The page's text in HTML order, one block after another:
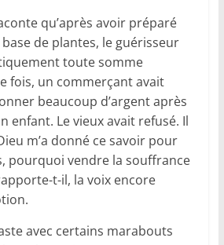
qu’après avoir préparé
de plantes, le guérisseur
toute somme
fois, un commerçant avait
beaucoup d’argent après
enfant. Le vieux avait refusé. Il
m’a donné ce savoir pour
pourquoi vendre la souffrance
t-il, la voix encore
avec certains marabouts